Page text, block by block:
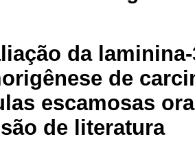
da
de
escamosas
de literatura